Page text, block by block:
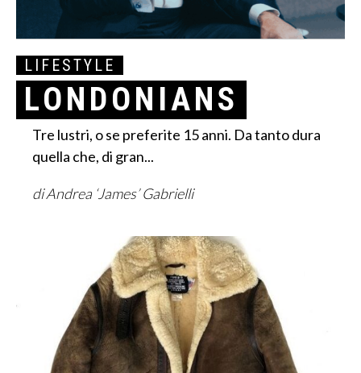
LIFESTYLE
LONDONIANS
Tre lustri, o se preferite 15 anni. Da tanto dura
quella che, di gran...
di Andrea ‘James’ Gabrielli